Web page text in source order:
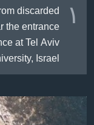
١
discarded
the entrance
at Tel Aviv
Israel.